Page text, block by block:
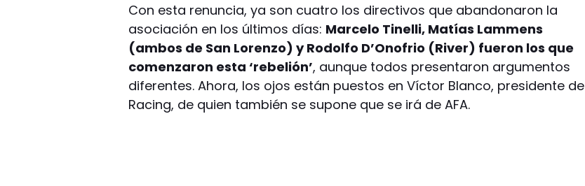
Con esta renuncia, ya son cuatro los directivos que abandonaron la
asociación en los últimos días: Marcelo Tinelli, Matías Lammens
(ambos de San Lorenzo) y Rodolfo D’Onofrio (River) fueron los que
comenzaron esta ‘rebelión’, aunque todos presentaron argumentos
diferentes. Ahora, los ojos están puestos en Víctor Blanco, presidente de
Racing, de quien también se supone que se irá de AFA.